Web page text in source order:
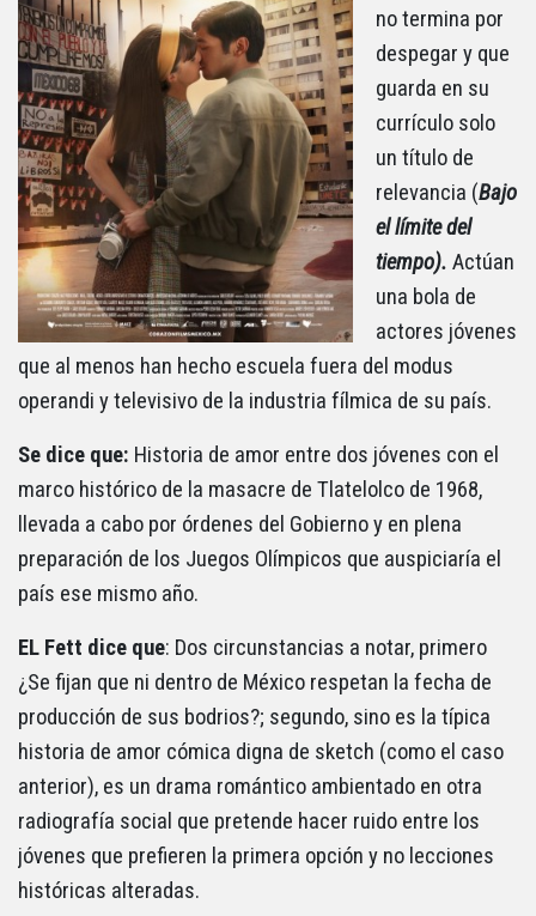
no termina por
despegar y que
guarda en su
currículo solo
un título de
relevancia (Bajo
el límite del
tiempo). Actúan
una bola de
actores jóvenes
que al menos han hecho escuela fuera del modus
operandi y televisivo de la industria fílmica de su país.
Se dice que: Historia de amor entre dos jóvenes con el
marco histórico de la masacre de Tlatelolco de 1968,
llevada a cabo por órdenes del Gobierno y en plena
preparación de los Juegos Olímpicos que auspiciaría el
país ese mismo año.
EL Fett dice que: Dos circunstancias a notar, primero
¿Se fijan que ni dentro de México respetan la fecha de
producción de sus bodrios?; segundo, sino es la típica
historia de amor cómica digna de sketch (como el caso
anterior), es un drama romántico ambientado en otra
radiografía social que pretende hacer ruido entre los
jóvenes que prefieren la primera opción y no lecciones
históricas alteradas.